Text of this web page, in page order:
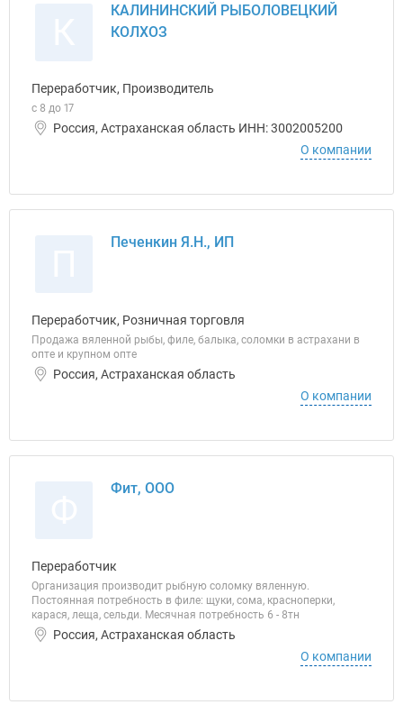
КАЛИНИНСКИЙ РЫБОЛОВЕЦКИЙ
КОЛХОЗ
Переработчик, Производитель
с 8 до 17
Россия, Астраханская область ИНН: 3002005200
О компании
Печенкин Я.Н., ИП
Переработчик, Розничная торговля
Продажа вяленной рыбы, филе, балыка, соломки в астрахани в
опте и крупном опте
Россия, Астраханская область
О компании
Фит, ООО
Переработчик
Организация производит рыбную соломку вяленную.
Постоянная потребность в филе: щуки, сома, красноперки,
карася, леща, сельди. Месячная потребность 6 - 8тн
Россия, Астраханская область
О компании